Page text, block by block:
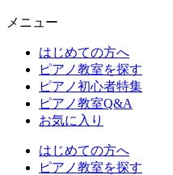
メニュー
はじめての方へ
ピアノ教室を探す
ピアノ初心者特集
ピアノ教室Q&A
お気に入り
はじめての方へ
ピアノ教室を探す